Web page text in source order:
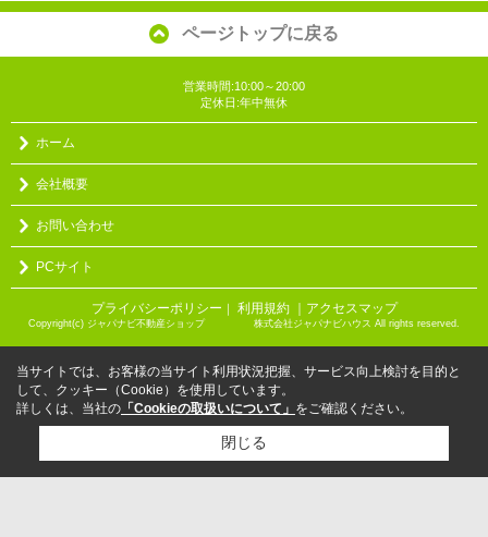
ページトップに戻る
営業時間:10:00～20:00
定休日:年中無休
ホーム
会社概要
お問い合わせ
PCサイト
プライバシーポリシー ｜ 利用規約 ｜アクセスマップ
Copyright(c) ジャパナビ不動産ショップ 株式会社ジャパナビハウス All rights reserved.
当サイトでは、お客様の当サイト利用状況把握、サービス向上検討を目的と
して、クッキー（Cookie）を使用しています。
詳しくは、当社の 「Cookieの取扱いについて」 をご確認ください。
閉じる